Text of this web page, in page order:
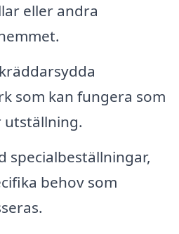
eller andra
som kan fungera som
utställning.
specialbeställningar,
behov som